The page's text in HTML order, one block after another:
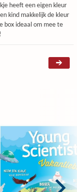
heeft een eigen kleur
kind makkelijk de kleur
box ideaal om mee te